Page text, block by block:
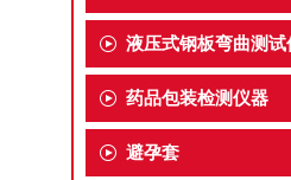
液压式钢板弯曲测试
药品包装检测仪器
避孕套